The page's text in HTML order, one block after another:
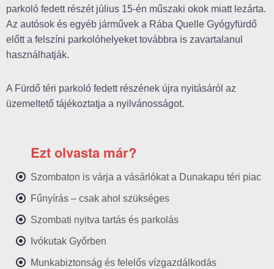
parkoló fedett részét július 15-én műszaki okok miatt lezárta.
Az autósok és egyéb járművek a Rába Quelle Gyógyfürdő
előtt a felszíni parkolóhelyeket továbbra is zavartalanul
használhatják.
A Fürdő téri parkoló fedett részének újra nyitásáról az
üzemeltető tájékoztatja a nyilvánosságot.
Ezt olvasta már?
Szombaton is várja a vásárlókat a Dunakapu téri piac
Fűnyírás – csak ahol szükséges
Szombati nyitva tartás és parkolás
Ivókutak Győrben
Munkabiztonság és felelős vízgazdálkodás